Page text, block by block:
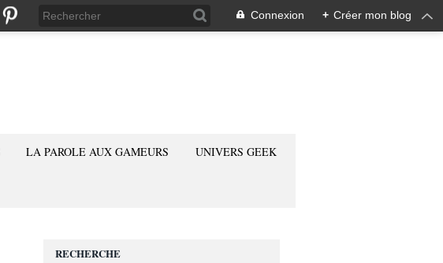
Connexion + Créer mon blog
LA PAROLE AUX GAMEURS UNIVERS GEEK
RECHERCHE